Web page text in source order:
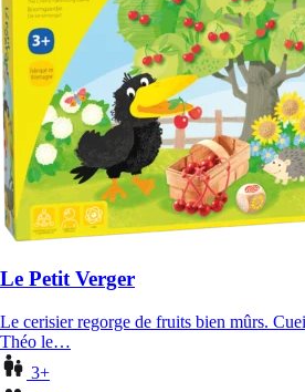
Le Petit Verger
Le cerisier regorge de fruits bien mûrs.
Théo le…
3+